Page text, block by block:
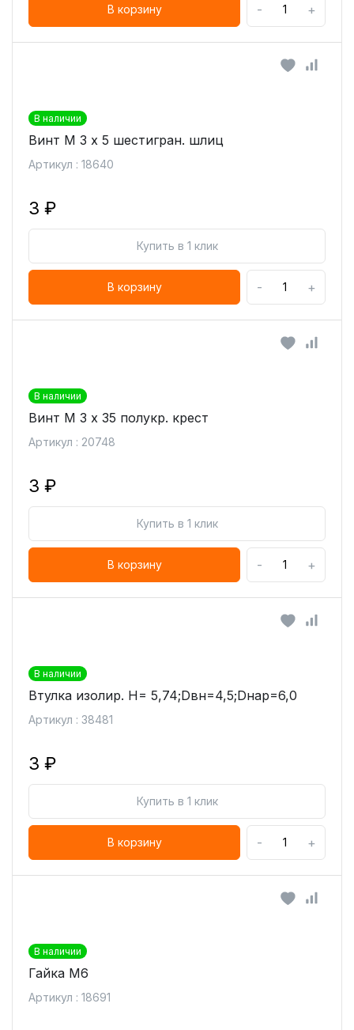
В корзину - +
В наличии
Винт М 3 х 5 шестигран. шлиц
Артикул : 18640
3 ₽
Купить в 1 клик
В корзину - +
В наличии
Винт М 3 х 35 полукр. крест
Артикул : 20748
3 ₽
Купить в 1 клик
В корзину - +
В наличии
Втулка изолир. H= 5,74;Dвн=4,5;Dнар=6,0
Артикул : 38481
3 ₽
Купить в 1 клик
В корзину - +
В наличии
Гайка М6
Артикул : 18691